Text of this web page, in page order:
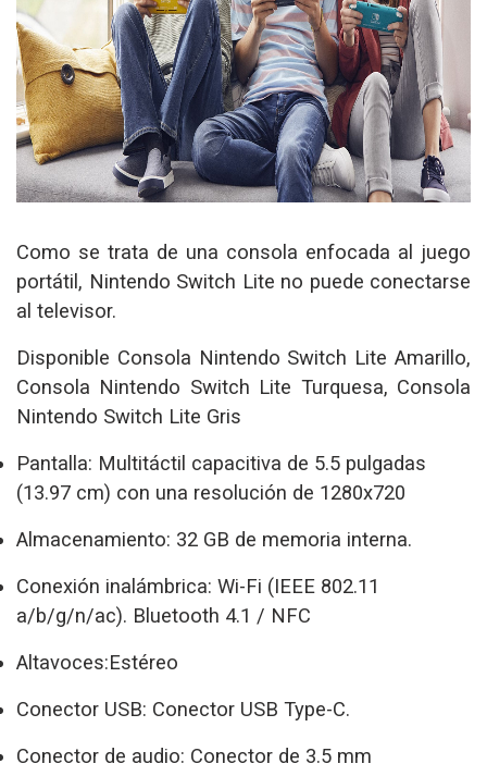
Como se trata de una consola enfocada al juego
portátil, Nintendo Switch Lite no puede conectarse
al televisor.
Disponible Consola Nintendo Switch Lite Amarillo,
Consola Nintendo Switch Lite Turquesa, Consola
Nintendo Switch Lite Gris
Pantalla: Multitáctil capacitiva de 5.5 pulgadas
(13.97 cm) con una resolución de 1280x720
Almacenamiento: 32 GB de memoria interna.
Conexión inalámbrica: Wi-Fi (IEEE 802.11
a/b/g/n/ac). Bluetooth 4.1 / NFC
Altavoces:Estéreo
Conector USB: Conector USB Type-C.
Conector de audio: Conector de 3.5 mm